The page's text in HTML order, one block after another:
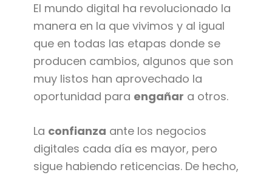
El mundo digital ha revolucionado la
manera en la que vivimos y al igual
que en todas las etapas donde se
producen cambios, algunos que son
muy listos han aprovechado la
oportunidad para engañar a otros.
La confianza ante los negocios
digitales cada día es mayor, pero
sigue habiendo reticencias. De hecho,